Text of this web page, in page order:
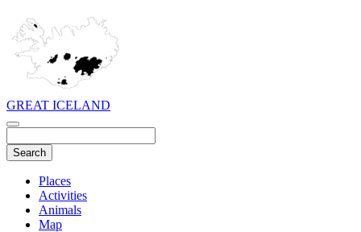
GREAT ICELAND
Places
Activities
Animals
Map